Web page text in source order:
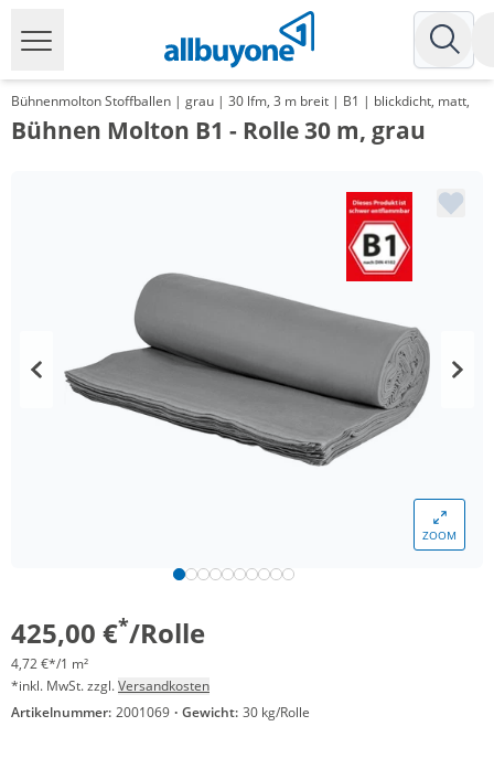
Bühnenmolton Stoffballen | grau | 30 lfm, 3 m breit | B1 | blickdicht, matt,
Bühnen Molton B1 - Rolle 30 m, grau
ZOOM
425,00 €*/Rolle
4,72 €*/1 m²
*inkl. MwSt. zzgl.Versandkosten
Artikelnummer: 2001069 · Gewicht: 30 kg/Rolle